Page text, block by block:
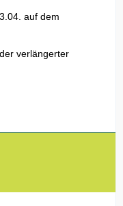
auf dem
verlängerter